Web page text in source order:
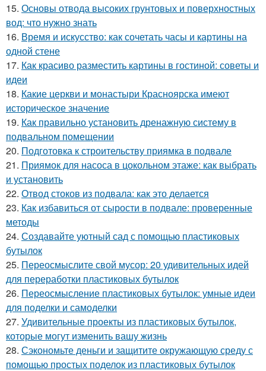
15. Основы отвода высоких грунтовых и поверхностных
вод: что нужно знать
16. Время и искусство: как сочетать часы и картины на
одной стене
17. Как красиво разместить картины в гостиной: советы и
идеи
18. Какие церкви и монастыри Красноярска имеют
историческое значение
19. Как правильно установить дренажную систему в
подвальном помещении
20. Подготовка к строительству приямка в подвале
21. Приямок для насоса в цокольном этаже: как выбрать
и установить
22. Отвод стоков из подвала: как это делается
23. Как избавиться от сырости в подвале: проверенные
методы
24. Создавайте уютный сад с помощью пластиковых
бутылок
25. Переосмыслите свой мусор: 20 удивительных идей
для переработки пластиковых бутылок
26. Переосмысление пластиковых бутылок: умные идеи
для поделки и самоделки
27. Удивительные проекты из пластиковых бутылок,
которые могут изменить вашу жизнь
28. Сэкономьте деньги и защитите окружающую среду с
помощью простых поделок из пластиковых бутылок